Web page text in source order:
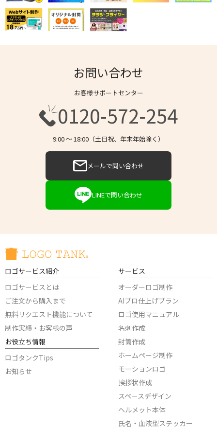
お問い合わせ
お客様サポートセンター
0120-572-254
9:00 〜 18:00（土日祝、年末年始除く）
メールで問い合わせ
LINEで問い合わせ
ロゴサービス紹介
ロゴサービスとは
ご注文から購入まで
無料リクエスト機能について
制作実績・お客様の声
お役立ち情報
ロゴタンクTips
お知らせ
サービス
オーダーロゴ制作
AIプロ仕上げプラン
ロゴ使用マニュアル
名刺作成
封筒作成
ホームページ制作
モーションロゴ
挨拶状作成
スペースデザイン
ヘルメット本体
氏名・血液型ステッカー